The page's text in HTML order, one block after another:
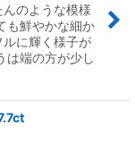
のような模様
も鮮やかな細か
に輝く様子が
は端の方が少し